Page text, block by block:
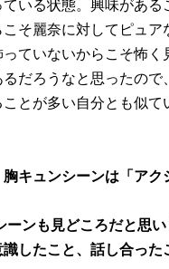
そ麗奈に対してピュア
ていないからこそ怖
だろうなと思ったので
とが多い自分とも似て
キュンシーンは「アク
ンも見どころだと思
したこと、話し合った